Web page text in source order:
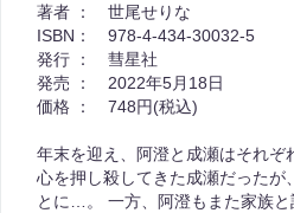
著者 ：
世尾せりな
ISBN：
978-4-434-30032-5
発行 ：
彗星社
発売 ：
2022年5月18日
価格 ：
748円(税込)
年末を迎え、阿澄と成瀬はそれぞ
心を押し殺してきた成瀬だったが
とに…。 一方、阿澄もまた家族